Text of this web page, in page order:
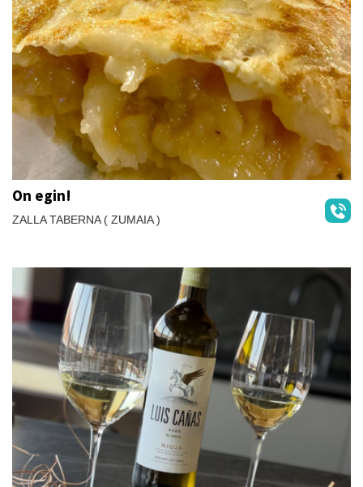
On egin!
ZALLA TABERNA ( ZUMAIA )